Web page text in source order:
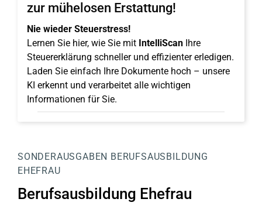
zur mühelosen Erstattung!
Nie wieder Steuerstress!
Lernen Sie hier, wie Sie mit IntelliScan Ihre
Steuererklärung schneller und effizienter erledigen.
Laden Sie einfach Ihre Dokumente hoch – unsere
KI erkennt und verarbeitet alle wichtigen
Informationen für Sie.
SONDERAUSGABEN BERUFSAUSBILDUNG
EHEFRAU
Berufsausbildung Ehefrau